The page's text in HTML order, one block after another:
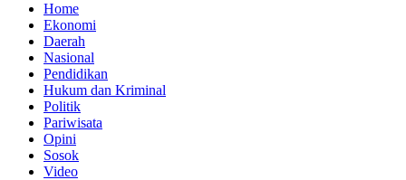
Home
Ekonomi
Daerah
Nasional
Pendidikan
Hukum dan Kriminal
Politik
Pariwisata
Opini
Sosok
Video